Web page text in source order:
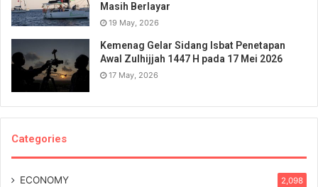
Masih Berlayar
19 May, 2026
Kemenag Gelar Sidang Isbat Penetapan
Awal Zulhijjah 1447 H pada 17 Mei 2026
17 May, 2026
Categories
ECONOMY 2,098